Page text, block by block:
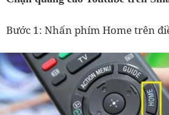
Bước 1: Nhấn phím Home trên